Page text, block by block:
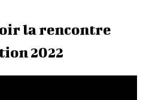
la rencontre
2022